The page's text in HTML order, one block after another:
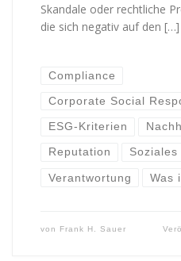
Skandale oder rechtliche
die sich negativ auf den […]
Compliance
Corporate Social
ESG-Kriterien
Reputation Soziales
Verantwortung Was
von Frank H. Sauer